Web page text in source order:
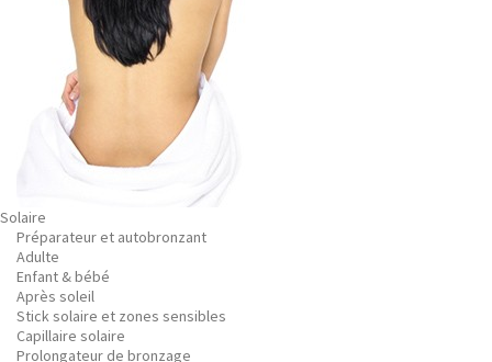
Solaire
Préparateur et autobronzant
Adulte
Enfant & bébé
Après soleil
Stick solaire et zones sensibles
Capillaire solaire
Prolongateur de bronzage